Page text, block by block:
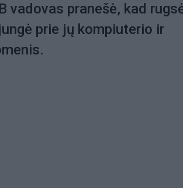
vadovas pranešė, kad
prie jų kompiuterio ir